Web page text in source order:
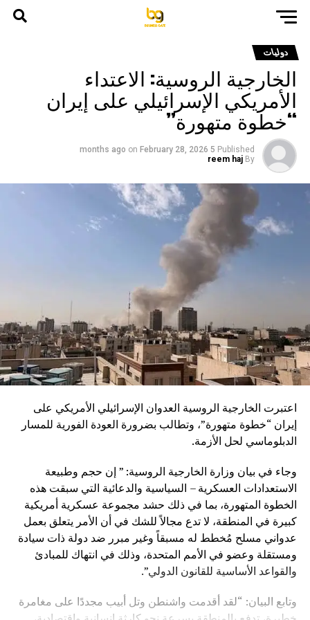
دوليات
الخارجية الروسية: الاعتداء
الأمريكي الإسرائيلي على إيران
“خطوة متهورة”
Published
5 months ago
on February 28, 2026
By
reem haj
اعتبرت الخارجية الروسية العدوان الإسرائيلي الأمريكي على
إيران “خطوة متهورة”، وتطالب بضرورة العودة الفورية للمسار
الدبلوماسي لحل الأزمة.
وجاء في بيان وزارة الخارجية الروسية: ” إن حجم وطبيعة
الاستعدادات العسكرية – السياسية والدعائية التي سبقت هذه
الخطوة المتهورة، بما في ذلك حشد مجموعة عسكرية أمريكية
كبيرة في المنطقة، لا تدع مجالاً للشك في أن الأمر يتعلق بعمل
عدواني مسلح مُخطط له مسبقاً وغير مبرر ضد دولة ذات سيادة
ومستقلة وعضو في الأمم المتحدة، وذلك في انتهاك للمبادئ
والقواعد الأساسية للقانون الدولي”.
وتابع البيان: “لقد أقدمت واشنطن وتل أبيب مجددًا على مغامرة